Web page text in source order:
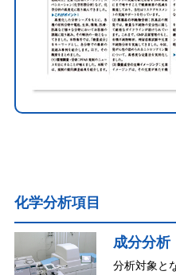
化学分析項目
成分分析
分析対象と